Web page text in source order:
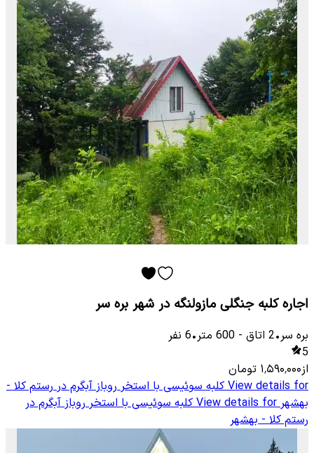
اجاره کلبه جنگلی مازولنگه در شهر بره سر
بره سر•
2 اتاق -
600 متر•
6 نفر
5
از۱٬۵۹۰٬۰۰۰ تومان
View details for کلبه سوئیسی با استخر روباز آبگرم در رستم کلا -
بهشهرView details for کلبه سوئیسی با استخر روباز آبگرم در
رستم کلا - بهشهر